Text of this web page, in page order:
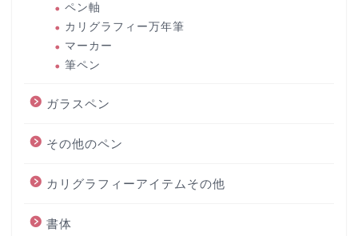
ペン軸
カリグラフィー万年筆
マーカー
筆ペン
ガラスペン
その他のペン
カリグラフィーアイテムその他
書体